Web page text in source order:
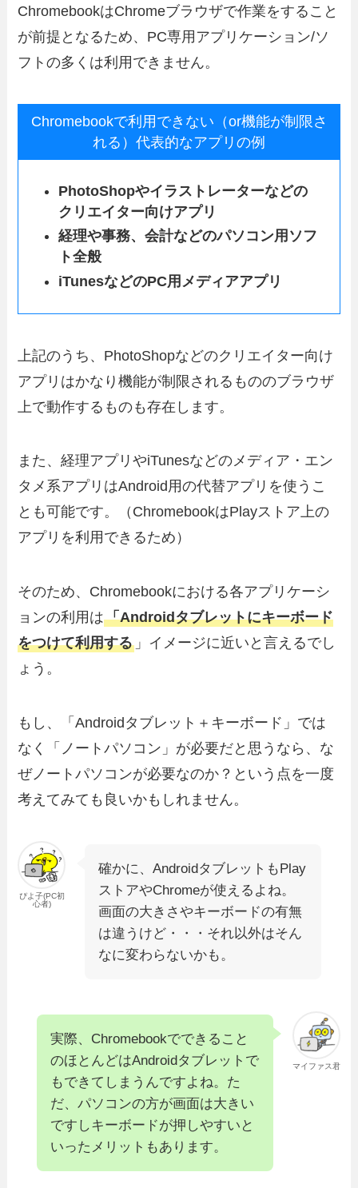
ChromebookはChromeブラウザで作業をすること
が前提となるため、PC専用アプリケーション/ソ
フトの多くは利用できません。
Chromebookで利用できない（or機能が制限さ
れる）代表的なアプリの例
PhotoShopやイラストレーターなどの
クリエイター向けアプリ
経理や事務、会計などのパソコン用ソフ
ト全般
iTunesなどのPC用メディアアプリ
上記のうち、PhotoShopなどのクリエイター向け
アプリはかなり機能が制限されるもののブラウザ
上で動作するものも存在します。
また、経理アプリやiTunesなどのメディア・エン
タメ系アプリはAndroid用の代替アプリを使うこ
とも可能です。（ChromebookはPlayストア上の
アプリを利用できるため）
そのため、Chromebookにおける各アプリケーシ
ョンの利用は「Androidタブレットにキーボード
をつけて利用する 」イメージに近いと言えるでし
ょう。
もし、「Androidタブレット＋キーボード」では
なく「ノートパソコン」が必要だと思うなら、な
ぜノートパソコンが必要なのか？という点を一度
考えてみても良いかもしれません。
ぴよ子(PC初
心者)
確かに、AndroidタブレットもPlay
ストアやChromeが使えるよね。
画面の大きさやキーボードの有無
は違うけど・・・それ以外はそん
なに変わらないかも。
マイファス君
実際、Chromebookでできること
のほとんどはAndroidタブレットで
もできてしまうんですよね。た
だ、パソコンの方が画面は大きい
ですしキーボードが押しやすいと
いったメリットもあります。